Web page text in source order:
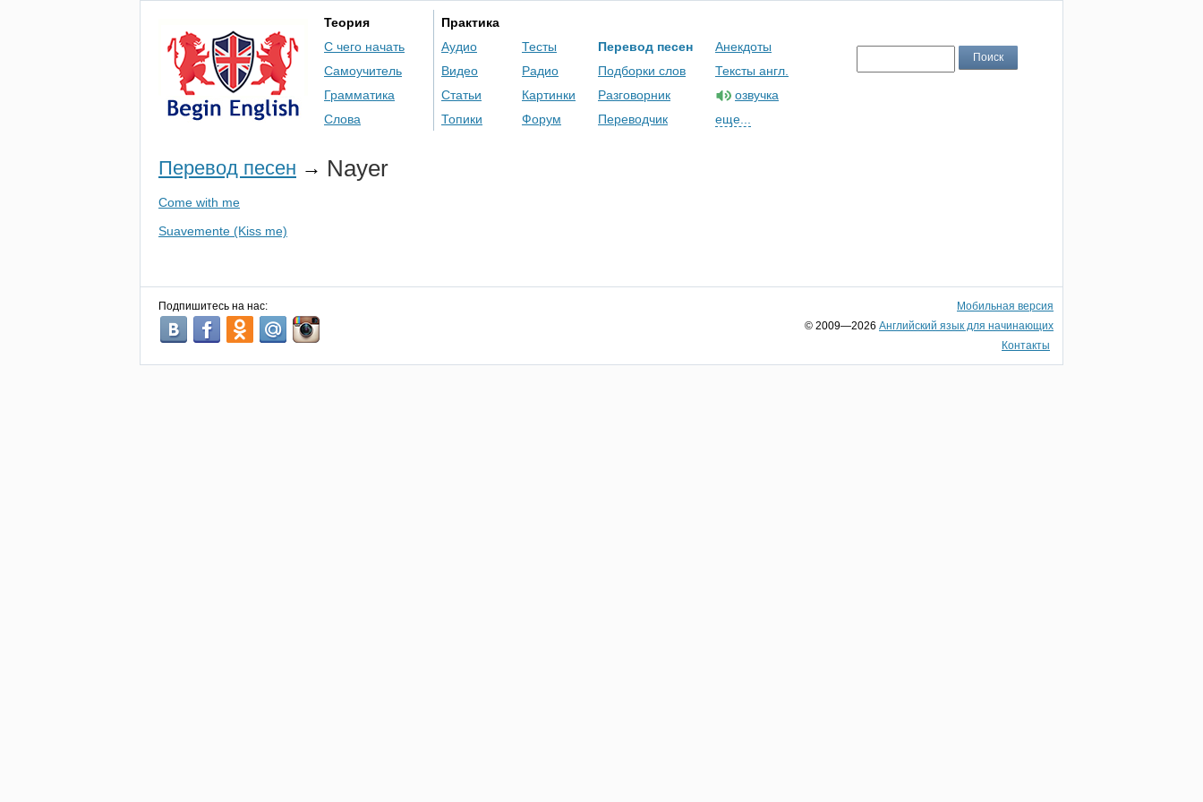
Теория
С чего начать
Самоучитель
Грамматика
Слова
Практика
Аудио
Видео
Статьи
Топики
Тесты
Радио
Картинки
Форум
Перевод песен
Подборки слов
Разговорник
Переводчик
Анекдоты
Тексты англ.
озвучка
еще...
Перевод песен → Nayer
Come with me
Suavemente (Kiss me)
Подпишитесь на нас:
Мобильная версия
© 2009—2026 Английский язык для начинающих
Контакты